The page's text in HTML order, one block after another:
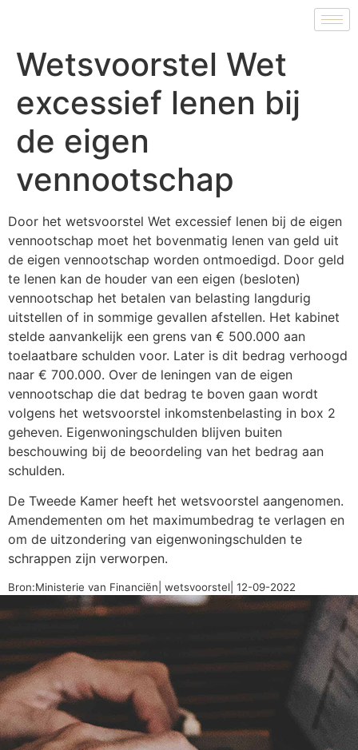
Wetsvoorstel Wet
excessief lenen bij
de eigen
vennootschap
Door het wetsvoorstel Wet excessief lenen bij de eigen
vennootschap moet het bovenmatig lenen van geld uit
de eigen vennootschap worden ontmoedigd. Door geld
te lenen kan de houder van een eigen (besloten)
vennootschap het betalen van belasting langdurig
uitstellen of in sommige gevallen afstellen. Het kabinet
stelde aanvankelijk een grens van € 500.000 aan
toelaatbare schulden voor. Later is dit bedrag verhoogd
naar € 700.000. Over de leningen van de eigen
vennootschap die dat bedrag te boven gaan wordt
volgens het wetsvoorstel inkomstenbelasting in box 2
geheven. Eigenwoningschulden blijven buiten
beschouwing bij de beoordeling van het bedrag aan
schulden.
De Tweede Kamer heeft het wetsvoorstel aangenomen.
Amendementen om het maximumbedrag te verlagen en
om de uitzondering van eigenwoningschulden te
schrappen zijn verworpen.
Bron:Ministerie van Financiën| wetsvoorstel| 12-09-2022